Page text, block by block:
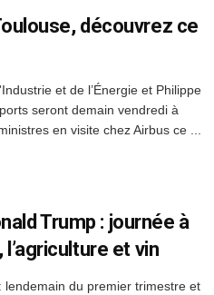
découvrez ce
et de l’Énergie et Philippe
seront demain vendredi à
en visite chez Airbus ce ...
Trump : journée à
et vin
du premier trimestre et